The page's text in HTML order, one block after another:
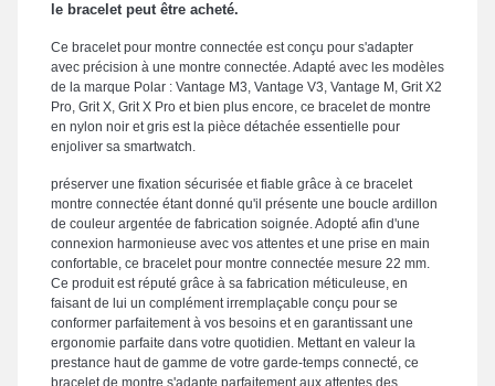
le bracelet peut être acheté.
Ce bracelet pour montre connectée est conçu pour s'adapter
avec précision à une montre connectée. Adapté avec les modèles
de la marque Polar : Vantage M3, Vantage V3, Vantage M, Grit X2
Pro, Grit X, Grit X Pro et bien plus encore, ce bracelet de montre
en nylon noir et gris est la pièce détachée essentielle pour
enjoliver sa smartwatch.
préserver une fixation sécurisée et fiable grâce à ce bracelet
montre connectée étant donné qu'il présente une boucle ardillon
de couleur argentée de fabrication soignée. Adopté afin d'une
connexion harmonieuse avec vos attentes et une prise en main
confortable, ce bracelet pour montre connectée mesure 22 mm.
Ce produit est réputé grâce à sa fabrication méticuleuse, en
faisant de lui un complément irremplaçable conçu pour se
conformer parfaitement à vos besoins et en garantissant une
ergonomie parfaite dans votre quotidien. Mettant en valeur la
prestance haut de gamme de votre garde-temps connecté, ce
bracelet de montre s'adapte parfaitement aux attentes des